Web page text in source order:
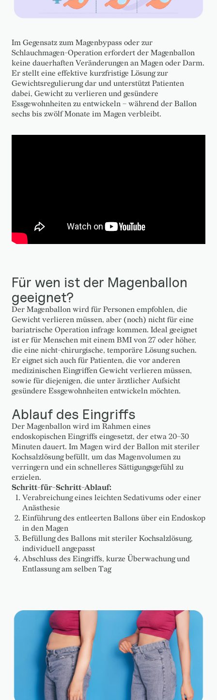
Im Gegensatz zum Magenbypass oder zur
Schlauchmagen-Operation erfordert der Magenballon
keine dauerhaften Veränderungen an Magen oder Darm.
Er stellt eine effektive kurzfristige Lösung zur
Gewichtsregulierung dar und unterstützt Patienten
dabei, Gewicht zu verlieren und gesündere
Essgewohnheiten zu entwickeln – während der Ballon
sechs bis zwölf Monate im Magen verbleibt.
Für wen ist der Magenballon
geeignet?
Der Magenballon wird für Personen empfohlen, die
Gewicht verlieren müssen, aber (noch) nicht für eine
bariatrische Operation infrage kommen. Ideal geeignet
ist er für Menschen mit einem BMI von 27 oder höher,
die eine nicht-chirurgische, temporäre Lösung suchen.
Er eignet sich auch für Patienten, die vor anderen
medizinischen Eingriffen Gewicht verlieren müssen,
sowie für diejenigen, die unter ärztlicher Aufsicht
gesündere Essgewohnheiten entwickeln möchten.
Ablauf des Eingriffs
Der Magenballon wird im Rahmen eines
endoskopischen Eingriffs eingesetzt, der etwa 20–30
Minuten dauert. Im Magen wird der Ballon mit steriler
Kochsalzlösung befüllt, um das Magenvolumen zu
verringern und ein schnelleres Sättigungsgefühl zu
erzielen.
Schritt-für-Schritt-Ablauf:
Verabreichung eines leichten Sedativums oder einer
Anästhesie
Einführung des entleerten Ballons über ein Endoskop
in den Magen
Befüllung des Ballons mit steriler Kochsalzlösung,
individuell angepasst
Abschluss des Eingriffs, kurze Überwachung und
Entlassung am selben Tag